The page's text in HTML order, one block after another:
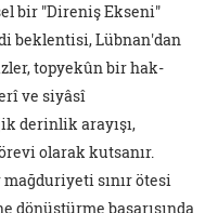
bir "Direniş Ekseni"
beklentisi, Lübnan'dan
topyekûn bir hak-
ve siyâsî
derinlik arayışı,
olarak kutsanır.
sınır ötesi
başarısında